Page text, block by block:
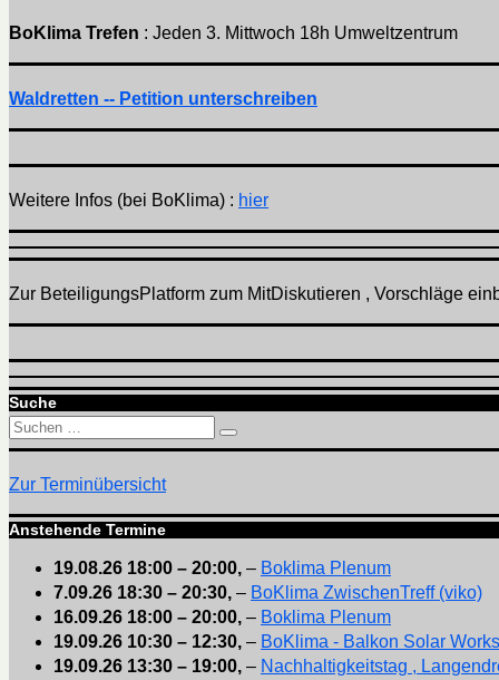
BoKlima Trefen : Jeden 3. Mittwoch 18h Umweltzentrum
Waldretten -- Petition unterschreiben
Weitere Infos (bei BoKlima) : hier
Zur BeteiligungsPlatform zum MitDiskutieren , Vorschläge
Suche
Suchen
nach:
Suchen
Zur Terminübersicht
Anstehende Termine
19.08.26 18:00 – 20:00, – Boklima Plenum
7.09.26 18:30 – 20:30, – BoKlima ZwischenTreff (viko)
16.09.26 18:00 – 20:00, – Boklima Plenum
19.09.26 10:30 – 12:30, – BoKlima - Balkon Solar
19.09.26 13:30 – 19:00, – Nachhaltigkeitstag ,